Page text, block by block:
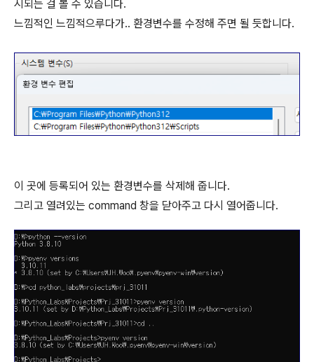
시되는 걸 볼 수 있습니다.
느낌적인 느낌적으루다가.. 환경변수를 수정해 주면 될 듯합니다.
이 곳에 등록되어 있는 환경변수를 삭제해 줍니다.
그리고 열려있는 command 창을 닫아주고 다시 열어줍니다.